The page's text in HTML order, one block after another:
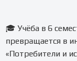
🎓 Учёба в 6
превращается в
«Потребители и